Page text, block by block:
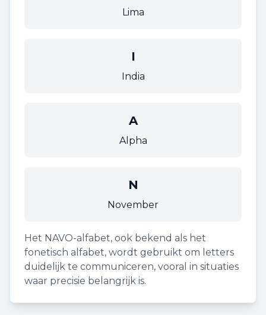
Lima
I
India
A
Alpha
N
November
Het NAVO-alfabet, ook bekend als het
fonetisch alfabet, wordt gebruikt om letters
duidelijk te communiceren, vooral in situaties
waar precisie belangrijk is.